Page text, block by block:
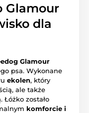
Glamour
dla
Glamour
psa. Wykonane
ekolen, który
ale także
zostało
komforcie i